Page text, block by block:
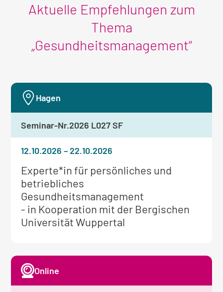
Aktuelle Empfehlungen zum
Thema
„Gesundheitsmanagement“
Weitere
Informationen
zum
Seminar:
Experte*in für persönliches und
betriebliches
Gesundheitsmanagement
- in Kooperation mit der Bergischen
Universität Wuppertal
12.10.2026–22.10.2026
Hagen
Seminar-Nr.2026 L027 SF
Online